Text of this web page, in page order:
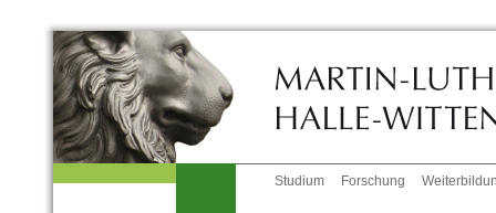
Studium Forschung